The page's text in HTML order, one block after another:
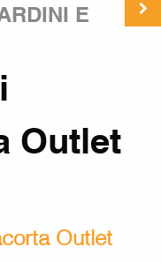
E
Outlet
Outlet